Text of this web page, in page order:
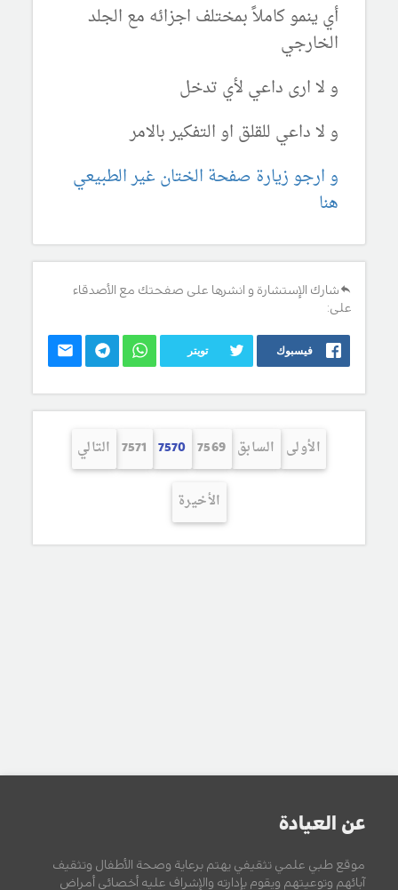
أي ينمو كاملاً بمختلف اجزائه مع الجلد
الخارجي
و لا ارى داعي لأي تدخل
و لا داعي للقلق او التفكير بالامر
و ارجو زيارة صفحة الختان غير الطبيعي
هنا
شارك الإستشارة و انشرها على صفحتك مع الأصدقاء
على:
فيسبوك تويتر
الأولى السابق 7569
7570
7571 التالي
الأخيرة
عن العيادة
موقع طبي علمي تثقيفي يهتم برعاية وصحة الأطفال وتثقيف
آبائهم وتوعيتهم ويقوم بإدارته والإشراف عليه أخصائي أمراض